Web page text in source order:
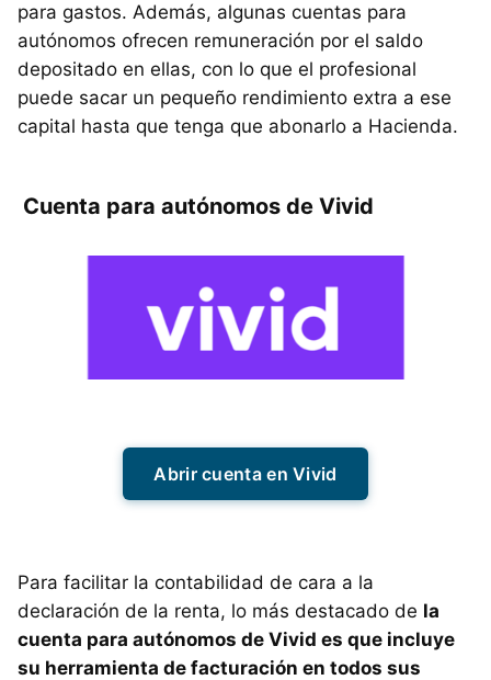
para gastos. Además, algunas cuentas para
autónomos ofrecen remuneración por el saldo
depositado en ellas, con lo que el profesional
puede sacar un pequeño rendimiento extra a ese
capital hasta que tenga que abonarlo a Hacienda.
Cuenta para autónomos de Vivid
Abrir cuenta en Vivid
Para facilitar la contabilidad de cara a la
declaración de la renta, lo más destacado de la
cuenta para autónomos de Vivid es que incluye
su herramienta de facturación en todos sus